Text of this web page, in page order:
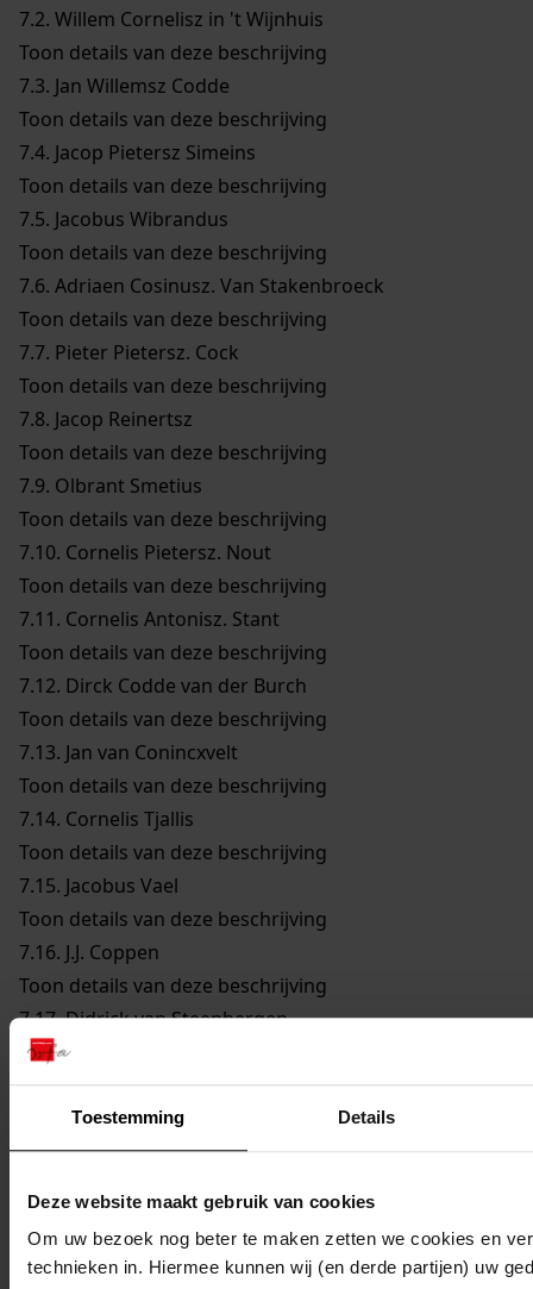
Toestemming Details
Deze website maakt gebruik van cookies
Om uw bezoek nog beter te maken zetten we cookies en
technieken in. Hiermee kunnen wij (en derde partijen) uw
7.2. Willem Cornelisz in 't Wijnhuis
Toon details van deze beschrijving
7.3. Jan Willemsz Codde
Toon details van deze beschrijving
7.4. Jacop Pietersz Simeins
Toon details van deze beschrijving
7.5. Jacobus Wibrandus
Toon details van deze beschrijving
7.6. Adriaen Cosinusz. Van Stakenbroeck
Toon details van deze beschrijving
7.7. Pieter Pietersz. Cock
Toon details van deze beschrijving
7.8. Jacop Reinertsz
Toon details van deze beschrijving
7.9. Olbrant Smetius
Toon details van deze beschrijving
7.10. Cornelis Pietersz. Nout
Toon details van deze beschrijving
7.11. Cornelis Antonisz. Stant
Toon details van deze beschrijving
7.12. Dirck Codde van der Burch
Toon details van deze beschrijving
7.13. Jan van Conincxvelt
Toon details van deze beschrijving
7.14. Cornelis Tjallis
Toon details van deze beschrijving
7.15. Jacobus Vael
Toon details van deze beschrijving
7.16. J.J. Coppen
Toon details van deze beschrijving
7.17.Didrick van Steenbergen
Toon details van deze beschrijving
7.18.Reijer Claesz. Sampson
Toon details van deze beschrijving
7.19.Remmet Jansz. Keijser
Joannes Cleyers
Toon details van deze beschrijving